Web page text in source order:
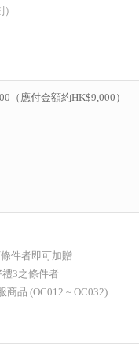
（應付金額約HK$9,000）
件者即可加贈
3之條件者
商品 (OC012 ~ OC032)